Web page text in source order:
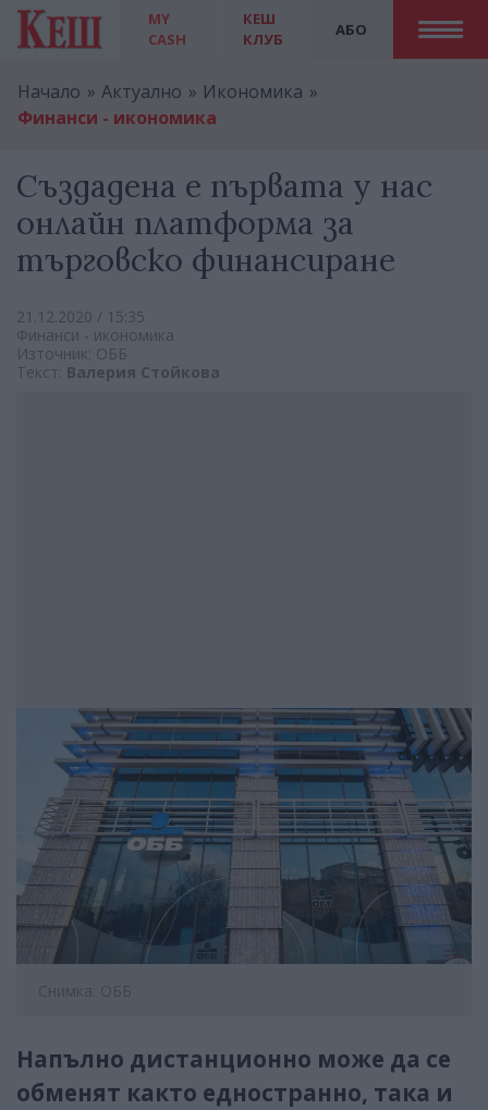
MY
CASH
АБО
КЕШ
КЛУБ
Начало Актуално
Икономика
Финанси - икономика
Създадена е първата у нас
онлайн платформа за
търговско финансиране
21.12.2020 / 15:35
Финанси - икономика
Източник: ОББ
Текст: Валерия Стойкова
Снимка: ОББ
Напълно дистанционно може да се
обменят както едностранно, така и